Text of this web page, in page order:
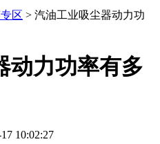
区 > 汽油工业吸尘器动力功
动力功率有多
10:02:27